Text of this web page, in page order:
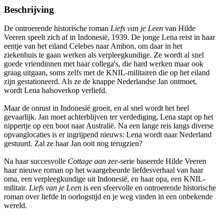
Beschrijving
De ontroerende historische roman Liefs van je Leen van Hilde
Veeren speelt zich af in Indonesië, 1939. De jonge Lena reist in haar
eentje van het eiland Celebes naar Ambon, om daar in het
ziekenhuis te gaan werken als verpleegkundige. Ze wordt al snel
goede vriendinnen met haar collega's, die hard werken maar ook
graag uitgaan, soms zelfs met de KNIL-militairen die op het eiland
zijn gestationeerd. Als ze de knappe Nederlandse Jan ontmoet,
wordt Lena halsoverkop verliefd.
Maar de onrust in Indonesië groeit, en al snel wordt het heel
gevaarlijk. Jan moet achterblijven ter verdediging, Lena stapt op het
nippertje op een boot naar Australië. Na een lange reis langs diverse
opvanglocaties is er ingrijpend nieuws: Lena wordt naar Nederland
gestuurd. Zal ze haar Jan ooit nog terugzien?
Na haar succesvolle Cottage aan zee-serie baseerde Hilde Veeren
haar nieuwe roman op het waargebeurde liefdesverhaal van haar
oma, een verpleegkundige uit Indonesië, en haar opa, een KNIL-
militair. Liefs van je Leen is een sfeervolle en ontroerende historische
roman over liefde in oorlogstijd en je weg vinden in een onbekende
wereld.